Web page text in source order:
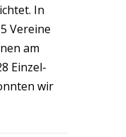
In
Vereine
am
Einzel-
wir